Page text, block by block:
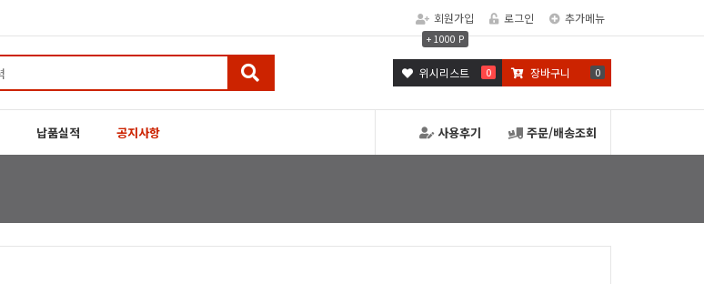
회원가입
+ 1000 P
로그인 추가메뉴
위시리스트 0 장바구니 0
납품실적 공지사항 주문/배송조회
사용후기